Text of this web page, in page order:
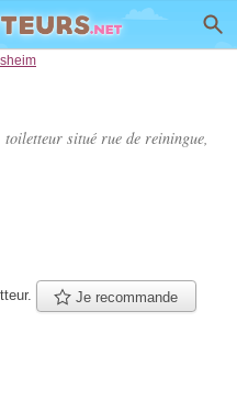
toiletteur situé rue de reiningue,
Je recommande